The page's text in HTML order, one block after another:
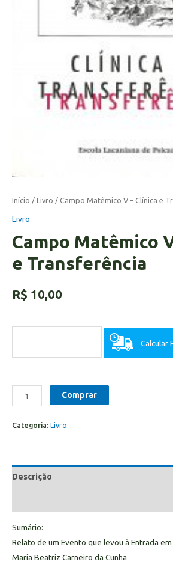
Início / Livro / Campo Matêmico V – Clínica e
Livro
Campo Matêmico
e Transferência
R$ 10,00
Calcular
Comprar
Categoria: Livro
Descrição
Sumário:
Relato de um Evento que levou à Entrada
Maria Beatriz Carneiro da Cunha